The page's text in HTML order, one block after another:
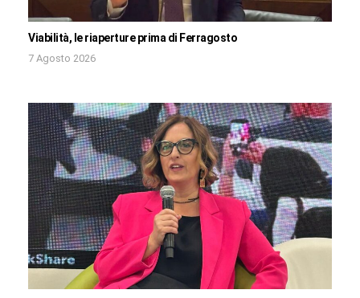
Viabilità, le riaperture prima di Ferragosto
7 Agosto 2026